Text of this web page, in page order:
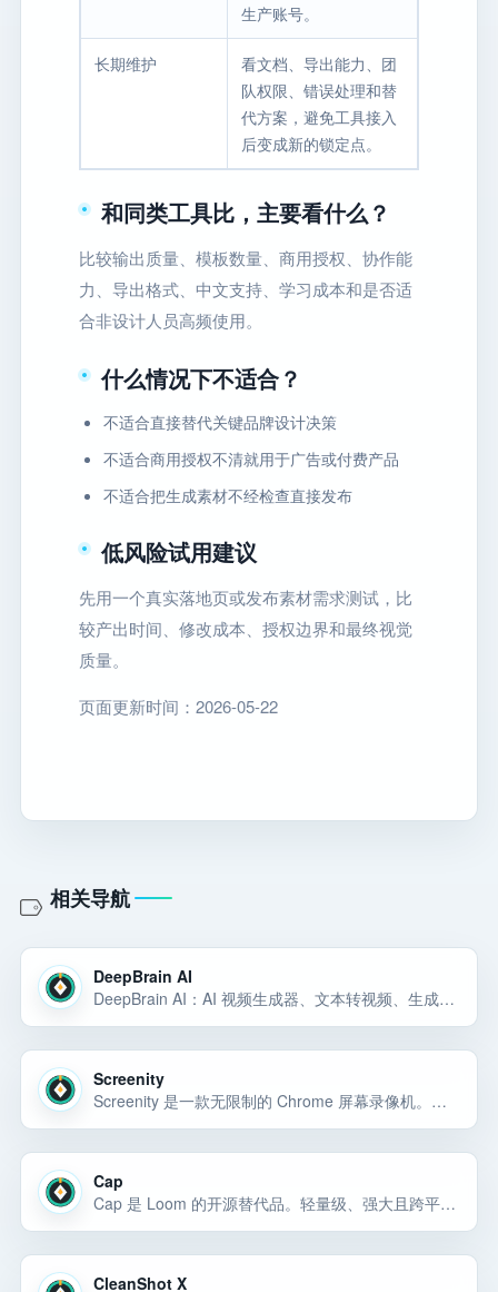
生产账号。
长期维护
看文档、导出能力、团
队权限、错误处理和替
代方案，避免工具接入
后变成新的锁定点。
和同类工具比，主要看什么？
比较输出质量、模板数量、商用授权、协作能
力、导出格式、中文支持、学习成本和是否适
合非设计人员高频使用。
什么情况下不适合？
不适合直接替代关键品牌设计决策
不适合商用授权不清就用于广告或付费产品
不适合把生成素材不经检查直接发布
低风险试用建议
先用一个真实落地页或发布素材需求测试，比
较产出时间、修改成本、授权边界和最终视觉
质量。
页面更新时间：2026-05-22
相关导航
DeepBrain AI
DeepBrain AI：AI 视频生成器、文本转视频、生成视频、自定义头像、2,000 多个头像、带翻译的 AI 配音、150 多种语言的文本到语音以及 7,000 多个视频模板 — 适用于 HR 培训和 YouTube 创作者。
Screenity
Screenity 是一款无限制的 Chrome 屏幕录像机。捕捉、绘制、编辑视频等——所有这些都无需登录，完全私密且开源。
Cap
Cap 是 Loom 的开源替代品。轻量级、强大且跨平台。在几秒钟内记录和分享。
CleanShot X